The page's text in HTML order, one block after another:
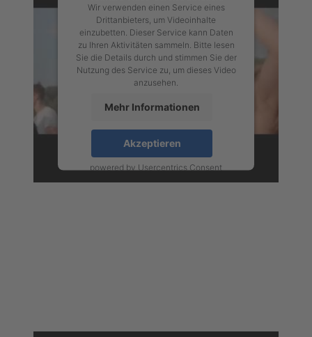
Wir verwenden einen Service eines
Drittanbieters, um Videoinhalte
einzubetten. Dieser Service kann Daten
zu Ihren Aktivitäten sammeln. Bitte lesen
Sie die Details durch und stimmen Sie der
Nutzung des Service zu, um dieses Video
anzusehen.
Mehr Informationen
Akzeptieren
powered by Usercentrics Consent